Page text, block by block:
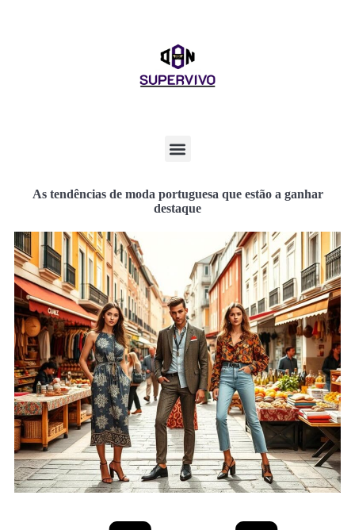
As tendências de moda portuguesa que estão a ganhar
destaque